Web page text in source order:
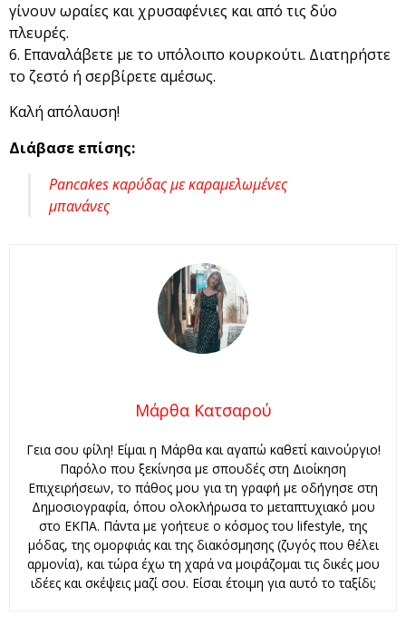
γίνουν ωραίες και χρυσαφένιες και από τις δύο
πλευρές.
Επαναλάβετε με το υπόλοιπο κουρκούτι. Διατηρήστε
το ζεστό ή σερβίρετε αμέσως.
Καλή απόλαυση!
Διάβασε επίσης:
Pancakes καρύδας με καραμελωμένες
μπανάνες
Μάρθα Κατσαρού
Γεια σου φίλη! Είμαι η Μάρθα και αγαπώ καθετί καινούργιο!
Παρόλο που ξεκίνησα με σπουδές στη Διοίκηση
Επιχειρήσεων, το πάθος μου για τη γραφή με οδήγησε στη
Δημοσιογραφία, όπου ολοκλήρωσα το μεταπτυχιακό μου
στο ΕΚΠΑ. Πάντα με γοήτευε ο κόσμος του lifestyle, της
μόδας, της ομορφιάς και της διακόσμησης (ζυγός που θέλει
αρμονία), και τώρα έχω τη χαρά να μοιράζομαι τις δικές μου
ιδέες και σκέψεις μαζί σου. Είσαι έτοιμη για αυτό το ταξίδι;